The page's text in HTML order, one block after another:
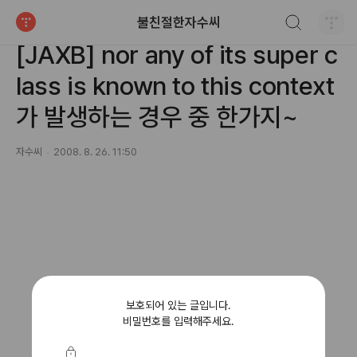
불친절한자수씨
JAVA/JAXB
[JAXB] nor any of its super c
lass is known to this context
가 발생하는 경우 중 한가지~
자수씨 2008. 8. 26. 11:50
보호되어 있는 글입니다.
비밀번호를 입력해주세요.